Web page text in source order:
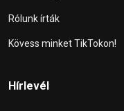
Rólunk írták
Kövess minket TikTokon!
Hírlevél